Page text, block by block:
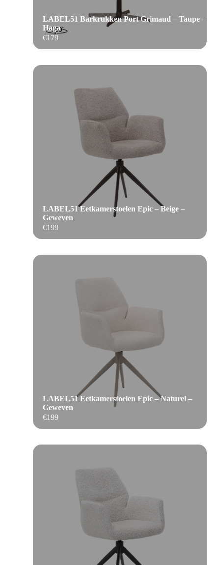
€179
LABEL51 Barkrukken Port Grimaud – Taupe –
Haga
€199
LABEL51 Eetkamerstoelen Epic – Beige –
Geweven
€199
LABEL51 Eetkamerstoelen Epic – Naturel –
Geweven